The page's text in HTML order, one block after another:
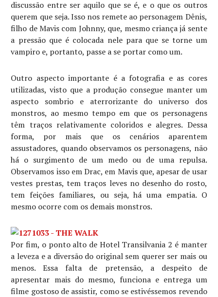
discussão entre ser aquilo que se é, e o que os outros
querem que seja. Isso nos remete ao personagem Dênis,
filho de Mavis com Johnny, que, mesmo criança já sente
a pressão que é colocada nele para que se torne um
vampiro e, portanto, passe a se portar como um.
Outro aspecto importante é a fotografia e as cores
utilizadas, visto que a produção consegue manter um
aspecto sombrio e aterrorizante do universo dos
monstros, ao mesmo tempo em que os personagens
têm traços relativamente coloridos e alegres. Dessa
forma, por mais que os cenários aparentem
assustadores, quando observamos os personagens, não
há o surgimento de um medo ou de uma repulsa.
Observamos isso em Drac, em Mavis que, apesar de usar
vestes prestas, tem traços leves no desenho do rosto,
tem feições familiares, ou seja, há uma empatia. O
mesmo ocorre com os demais monstros.
Por fim, o ponto alto de Hotel Transilvania 2 é manter
a leveza e a diversão do original sem querer ser mais ou
menos. Essa falta de pretensão, a despeito de
apresentar mais do mesmo, funciona e entrega um
filme gostoso de assistir, como se estivéssemos revendo